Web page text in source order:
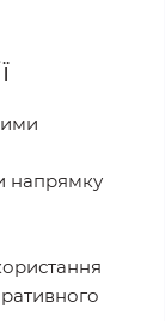
напрямку